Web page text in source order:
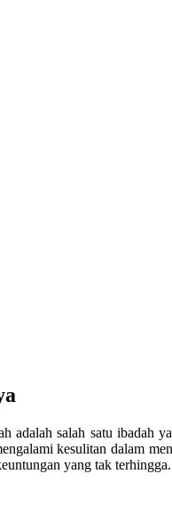
salah satu ibadah
kesulitan dalam
yang tak terhingga.